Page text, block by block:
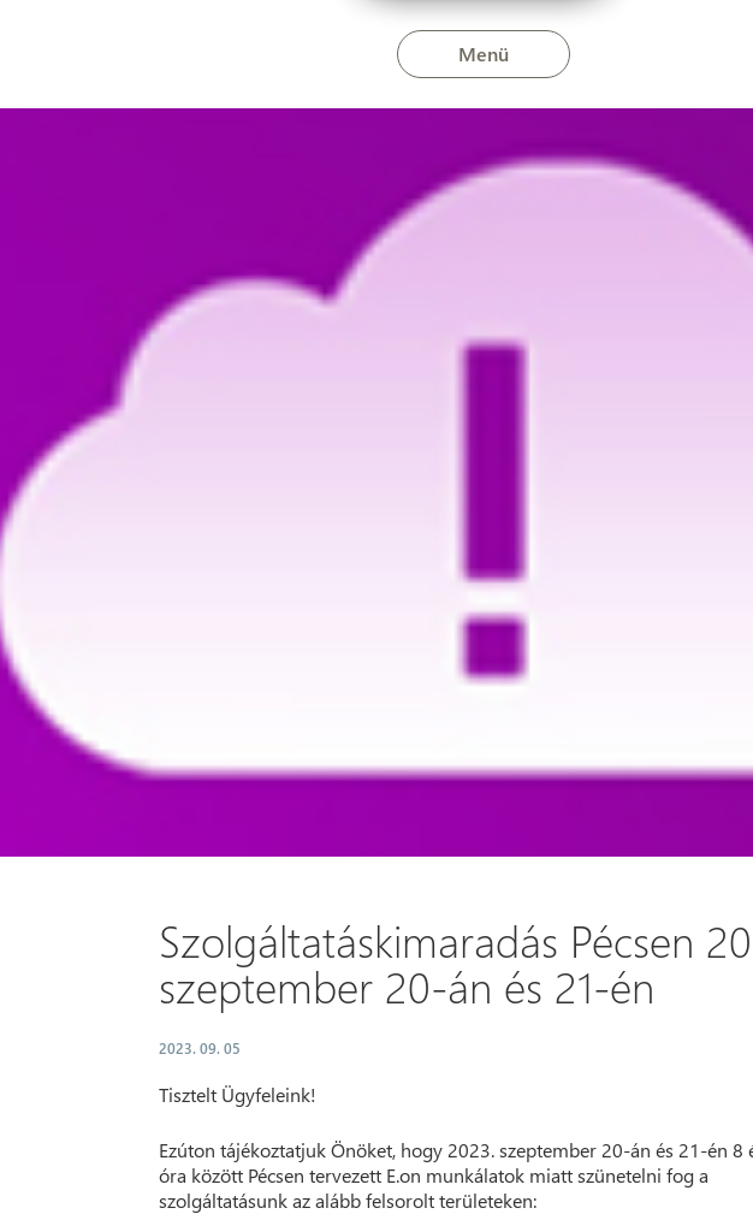
Menü
Pécsen 2023. szeptember 20-án és
Szolgáltatáskimaradás Pécsen
szeptember 20-án és 21-én
2023. 09. 05
Tisztelt Ügyfeleink!
Ezúton tájékoztatjuk Önöket, hogy 2023. szeptember 20-án és 21-én 8
óra között Pécsen tervezett E.on munkálatok miatt szünetelni fog a
szolgáltatásunk az alább felsorolt területeken: